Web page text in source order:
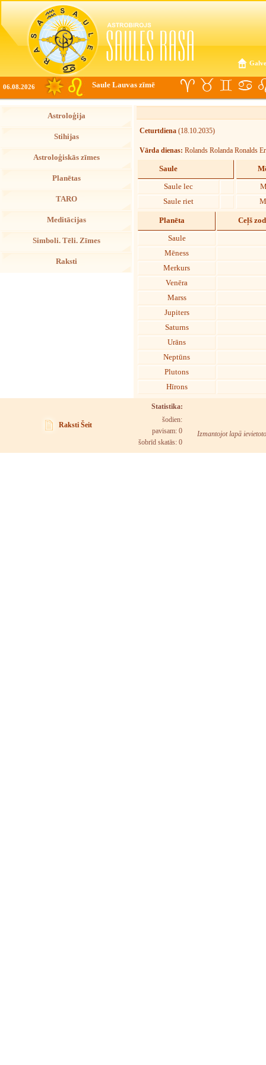
06.08.2026 Saule Lauvas zīmē
Astroloģija
Stihijas
Astroloģiskās zīmes
Planētas
TARO
Meditācijas
Simboli. Tēli. Zīmes
Raksti
Ceturtdiena (18.10.2035)
Vārda dienas: Rolands Rolanda Ronalds
Saule
Saule lec
Saule riet
Planēta Ceļš
Saule
Mēness
Merkurs
Venēra
Marss
Jupiters
Saturns
Urāns
Neptūns
Plutons
Hīrons
Raksti Šeit
Statistika:
šodien:
pavisam: 0
šobrīd skatās: 0
Izmantojot lapā